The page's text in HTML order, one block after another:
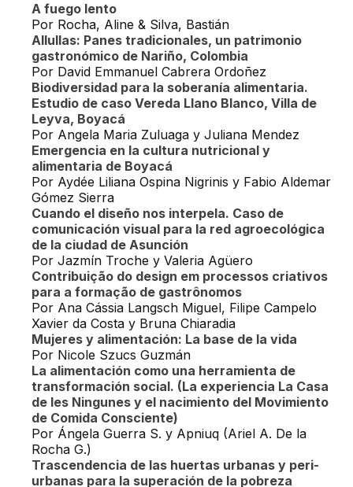
A fuego lento
Por Rocha, Aline & Silva, Bastián
Allullas: Panes tradicionales, un patrimonio
gastronómico de Nariño, Colombia
Por David Emmanuel Cabrera Ordoñez
Biodiversidad para la soberanía alimentaria.
Estudio de caso Vereda Llano Blanco, Villa de
Leyva, Boyacá
Por Angela Maria Zuluaga y Juliana Mendez
Emergencia en la cultura nutricional y
alimentaria de Boyacá
Por Aydée Liliana Ospina Nigrinis y Fabio Aldemar
Gómez Sierra
Cuando el diseño nos interpela. Caso de
comunicación visual para la red agroecológica
de la ciudad de Asunción
Por Jazmín Troche y Valeria Agüero
Contribuição do design em processos criativos
para a formação de gastrônomos
Por Ana Cássia Langsch Miguel, Filipe Campelo
Xavier da Costa y Bruna Chiaradia
Mujeres y alimentación: La base de la vida
Por Nicole Szucs Guzmán
La alimentación como una herramienta de
transformación social. (La experiencia La Casa
de les Ningunes y el nacimiento del Movimiento
de Comida Consciente)
Por Ángela Guerra S. y Apniuq (Ariel A. De la
Rocha G.)
Trascendencia de las huertas urbanas y peri-
urbanas para la superación de la pobreza